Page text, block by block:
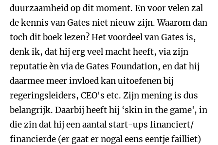
duurzaamheid op dit moment. En voor velen zal
de kennis van Gates niet nieuw zijn. Waarom dan
toch dit boek lezen? Het voordeel van Gates is,
denk ik, dat hij erg veel macht heeft, via zijn
reputatie èn via de Gates Foundation, en dat hij
daarmee meer invloed kan uitoefenen bij
regeringsleiders, CEO's etc. Zijn mening is dus
belangrijk. Daarbij heeft hij ‘skin in the game', in
die zin dat hij een aantal start-ups financiert/
financierde (er gaat er nogal eens eentje failliet)